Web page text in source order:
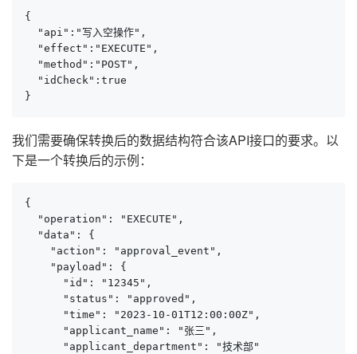
{
  "api":"写入空操作",
  "effect":"EXECUTE",
  "method":"POST",
  "idCheck":true
}
我们需要确保转换后的数据结构符合该API接口的要求。以
下是一个转换后的示例：
{
  "operation": "EXECUTE",
  "data": {
    "action": "approval_event",
    "payload": {
      "id": "12345",
      "status": "approved",
      "time": "2023-10-01T12:00:00Z",
      "applicant_name": "张三",
      "applicant_department": "技术部"